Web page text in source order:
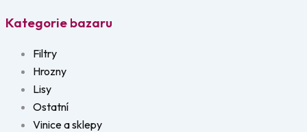
Kategorie bazaru
Filtry
Hrozny
Lisy
Ostatní
Vinice a sklepy